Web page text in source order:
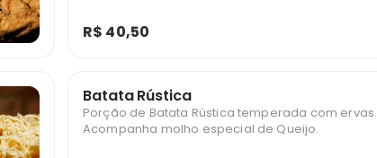
R$ 40,50
Batata Rústica
Porção de Batata Rústica temperada com ervas.
Acompanha molho especial de Queijo.